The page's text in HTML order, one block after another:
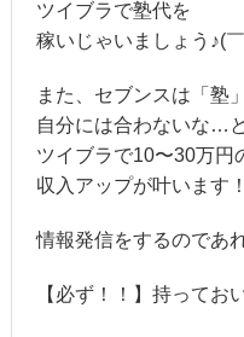
ツイブラで塾代を
稼いじゃいましょう♪(
また、セブンスは「塾
自分には合わないな…
ツイブラで10〜30万円
収入アップが叶います！
情報発信をするのであ
【必ず！！】持ってお